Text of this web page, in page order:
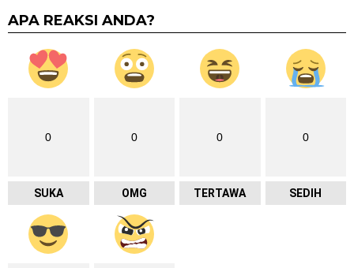
APA REAKSI ANDA?
0
SUKA
0
OMG
0
TERTAWA
0
SEDIH